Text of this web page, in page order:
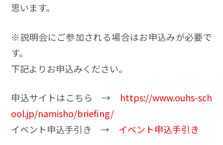
思います。
※説明会にご参加される場合はお申込みが必要で
す。
下記よりお申込みください。
申込サイトはこちら → https://www.ouhs-sch
ool.jp/namisho/briefing/
イベント申込手引き → イベント申込手引き